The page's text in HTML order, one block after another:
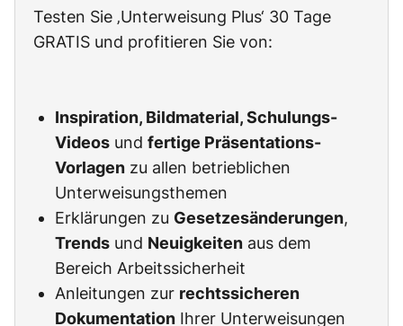
Testen Sie ‚Unterweisung Plus‘ 30 Tage
GRATIS und profitieren Sie von:
Inspiration, Bildmaterial, Schulungs-
Videos und fertige Präsentations-
Vorlagen zu allen betrieblichen
Unterweisungsthemen
Erklärungen zu Gesetzesänderungen,
Trends und Neuigkeiten aus dem
Bereich Arbeitssicherheit
Anleitungen zur rechtssicheren
Dokumentation Ihrer Unterweisungen